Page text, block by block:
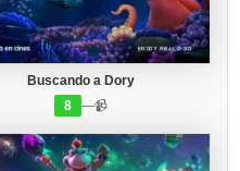
Buscando a Dory
8
—📹